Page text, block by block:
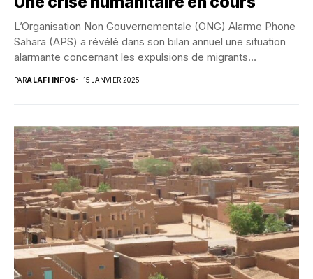
L’Organisation Non Gouvernementale (ONG) Alarme Phone
Sahara (APS) a révélé dans son bilan annuel une situation
alarmante concernant les expulsions de migrants
PARALAFI INFOS 15 JANVIER 2025